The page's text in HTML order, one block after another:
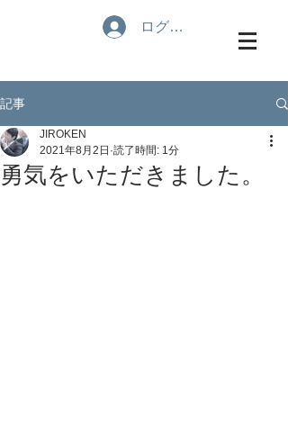
ログイン
記事
勇気をいただきました。
JIROKEN
2021年8月2日 読了時間: 1分